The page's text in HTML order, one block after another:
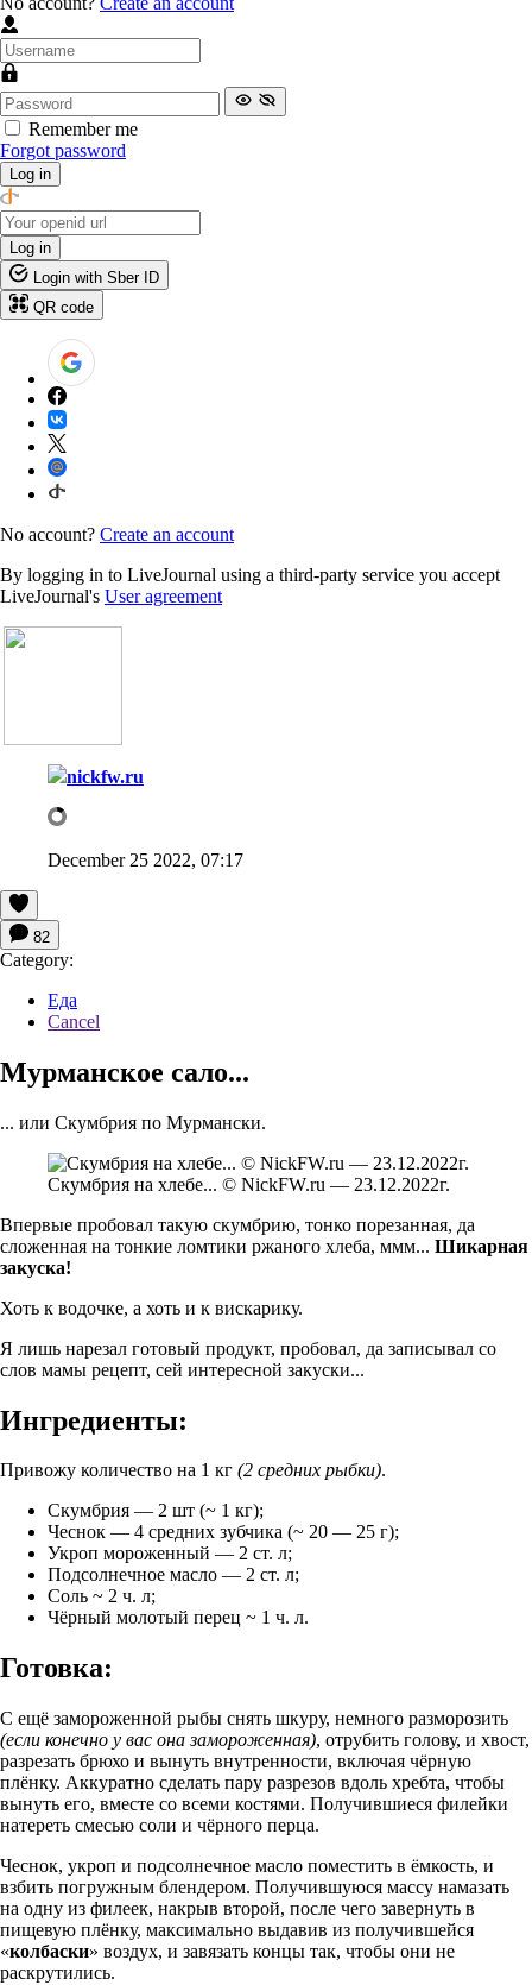
Remember me
Forgot password
Log in
Log in
Login with Sber ID
QR code
No account? Create an account
By logging in to LiveJournal using a third-party service you accept
LiveJournal's User agreement
nickfw.ru
December 25 2022, 07:17
82
Category:
Еда
Cancel
Мурманское сало...
... или Скумбрия по Мурмански.
Скумбрия на хлебе... © NickFW.ru — 23.12.2022г.
Впервые пробовал такую скумбрию, тонко порезанная, да
сложенная на тонкие ломтики ржаного хлеба, ммм... Шикарная
закуска!
Хоть к водочке, а хоть и к вискарику.
Я лишь нарезал готовый продукт, пробовал, да записывал со
слов мамы рецепт, сей интересной закуски...
Ингредиенты:
Привожу количество на 1 кг (2 средних рыбки).
Скумбрия — 2 шт (~ 1 кг);
Чеснок — 4 средних зубчика (~ 20 — 25 г);
Укроп мороженный — 2 ст. л;
Подсолнечное масло — 2 ст. л;
Соль ~ 2 ч. л;
Чёрный молотый перец ~ 1 ч. л.
Готовка:
С ещё замороженной рыбы снять шкуру, немного разморозить
(если конечно у вас она замороженная), отрубить голову, и хвост,
разрезать брюхо и вынуть внутренности, включая чёрную
плёнку. Аккуратно сделать пару разрезов вдоль хребта, чтобы
вынуть его, вместе со всеми костями. Получившиеся филейки
натереть смесью соли и чёрного перца.
Чеснок, укроп и подсолнечное масло поместить в ёмкость, и
взбить погружным блендером. Получившуюся массу намазать
на одну из филеек, накрыв второй, после чего завернуть в
пищевую плёнку, максимально выдавив из получившейся
«колбаски» воздух, и завязать концы так, чтобы они не
раскрутились.